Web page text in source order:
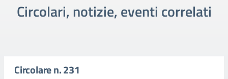
Circolari, notizie, eventi correlati
Circolare n. 231